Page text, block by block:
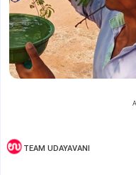
TEAM UDAYAVANI